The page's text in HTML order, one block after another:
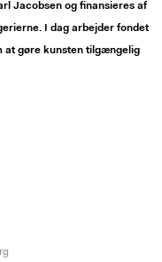
Jacobsen og finansieres af
I dag arbejder fondet
at gøre kunsten tilgængelig